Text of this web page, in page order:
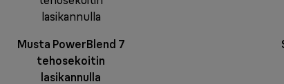
Musta PowerBlend 7
tehosekoitin
lasikannulla